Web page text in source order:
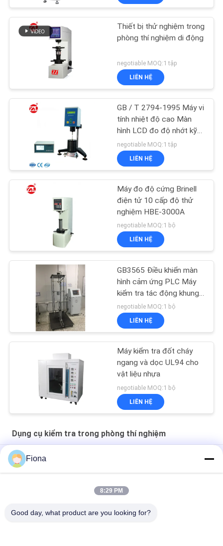
Thiết bị thử nghiệm trong
phòng thí nghiệm di động
negotiable MOQ:1 tập
LIÊN HỆ
GB / T 2794-1995 Máy vi
tính nhiệt độ cao Màn
hình LCD đo độ nhớt kỹ
thuật số
negotiable MOQ:1 tập
LIÊN HỆ
Máy đo độ cứng Brinell
điện tử 10 cấp độ thử
nghiệm HBE-3000A
negotiable MOQ:1 bộ
LIÊN HỆ
GB3565 Điều khiển màn
hình cảm ứng PLC Máy
kiểm tra tác động khung
xe đạp Servo
negotiable MOQ:1 bộ
LIÊN HỆ
Máy kiểm tra đốt cháy
ngang và dọc UL94 cho
vật liệu nhựa
negotiable MOQ:1 bộ
LIÊN HỆ
Dụng cụ kiểm tra trong phòng thí nghiệm
SHBRV-187.5 Máy đo độ cứng Blovi kỹ thuật số
YD-35 Máy kiểm tra độ cứng của máy tính bảng Lúa mì thức ăn
Fiona
8:29 PM
Good day, what product are you looking for?